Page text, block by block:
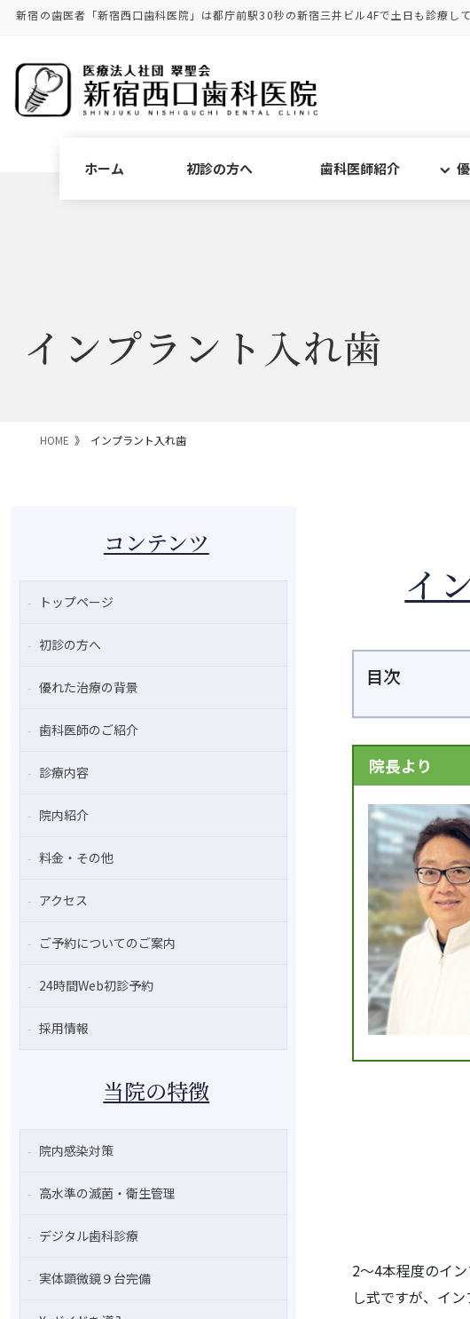
新宿の歯医者「新宿西口歯科医院」は都庁前駅30秒の新宿三井ビル4Fで土日も診療し
ホーム 初診の方へ 歯科医師紹介
インプラント入れ歯
HOME インプラント入れ歯
イ
目次
院長より
2〜4本程度のイ
し式ですが、イ
コンテンツ
トップページ
初診の方へ
優れた治療の背景
歯科医師のご紹介
診療内容
院内紹介
料金・その他
アクセス
ご予約についてのご案内
24時間Web初診予約
採用情報
当院の特徴
院内感染対策
高水準の滅菌・衛生管理
デジタル歯科診療
実体顕微鏡９台完備